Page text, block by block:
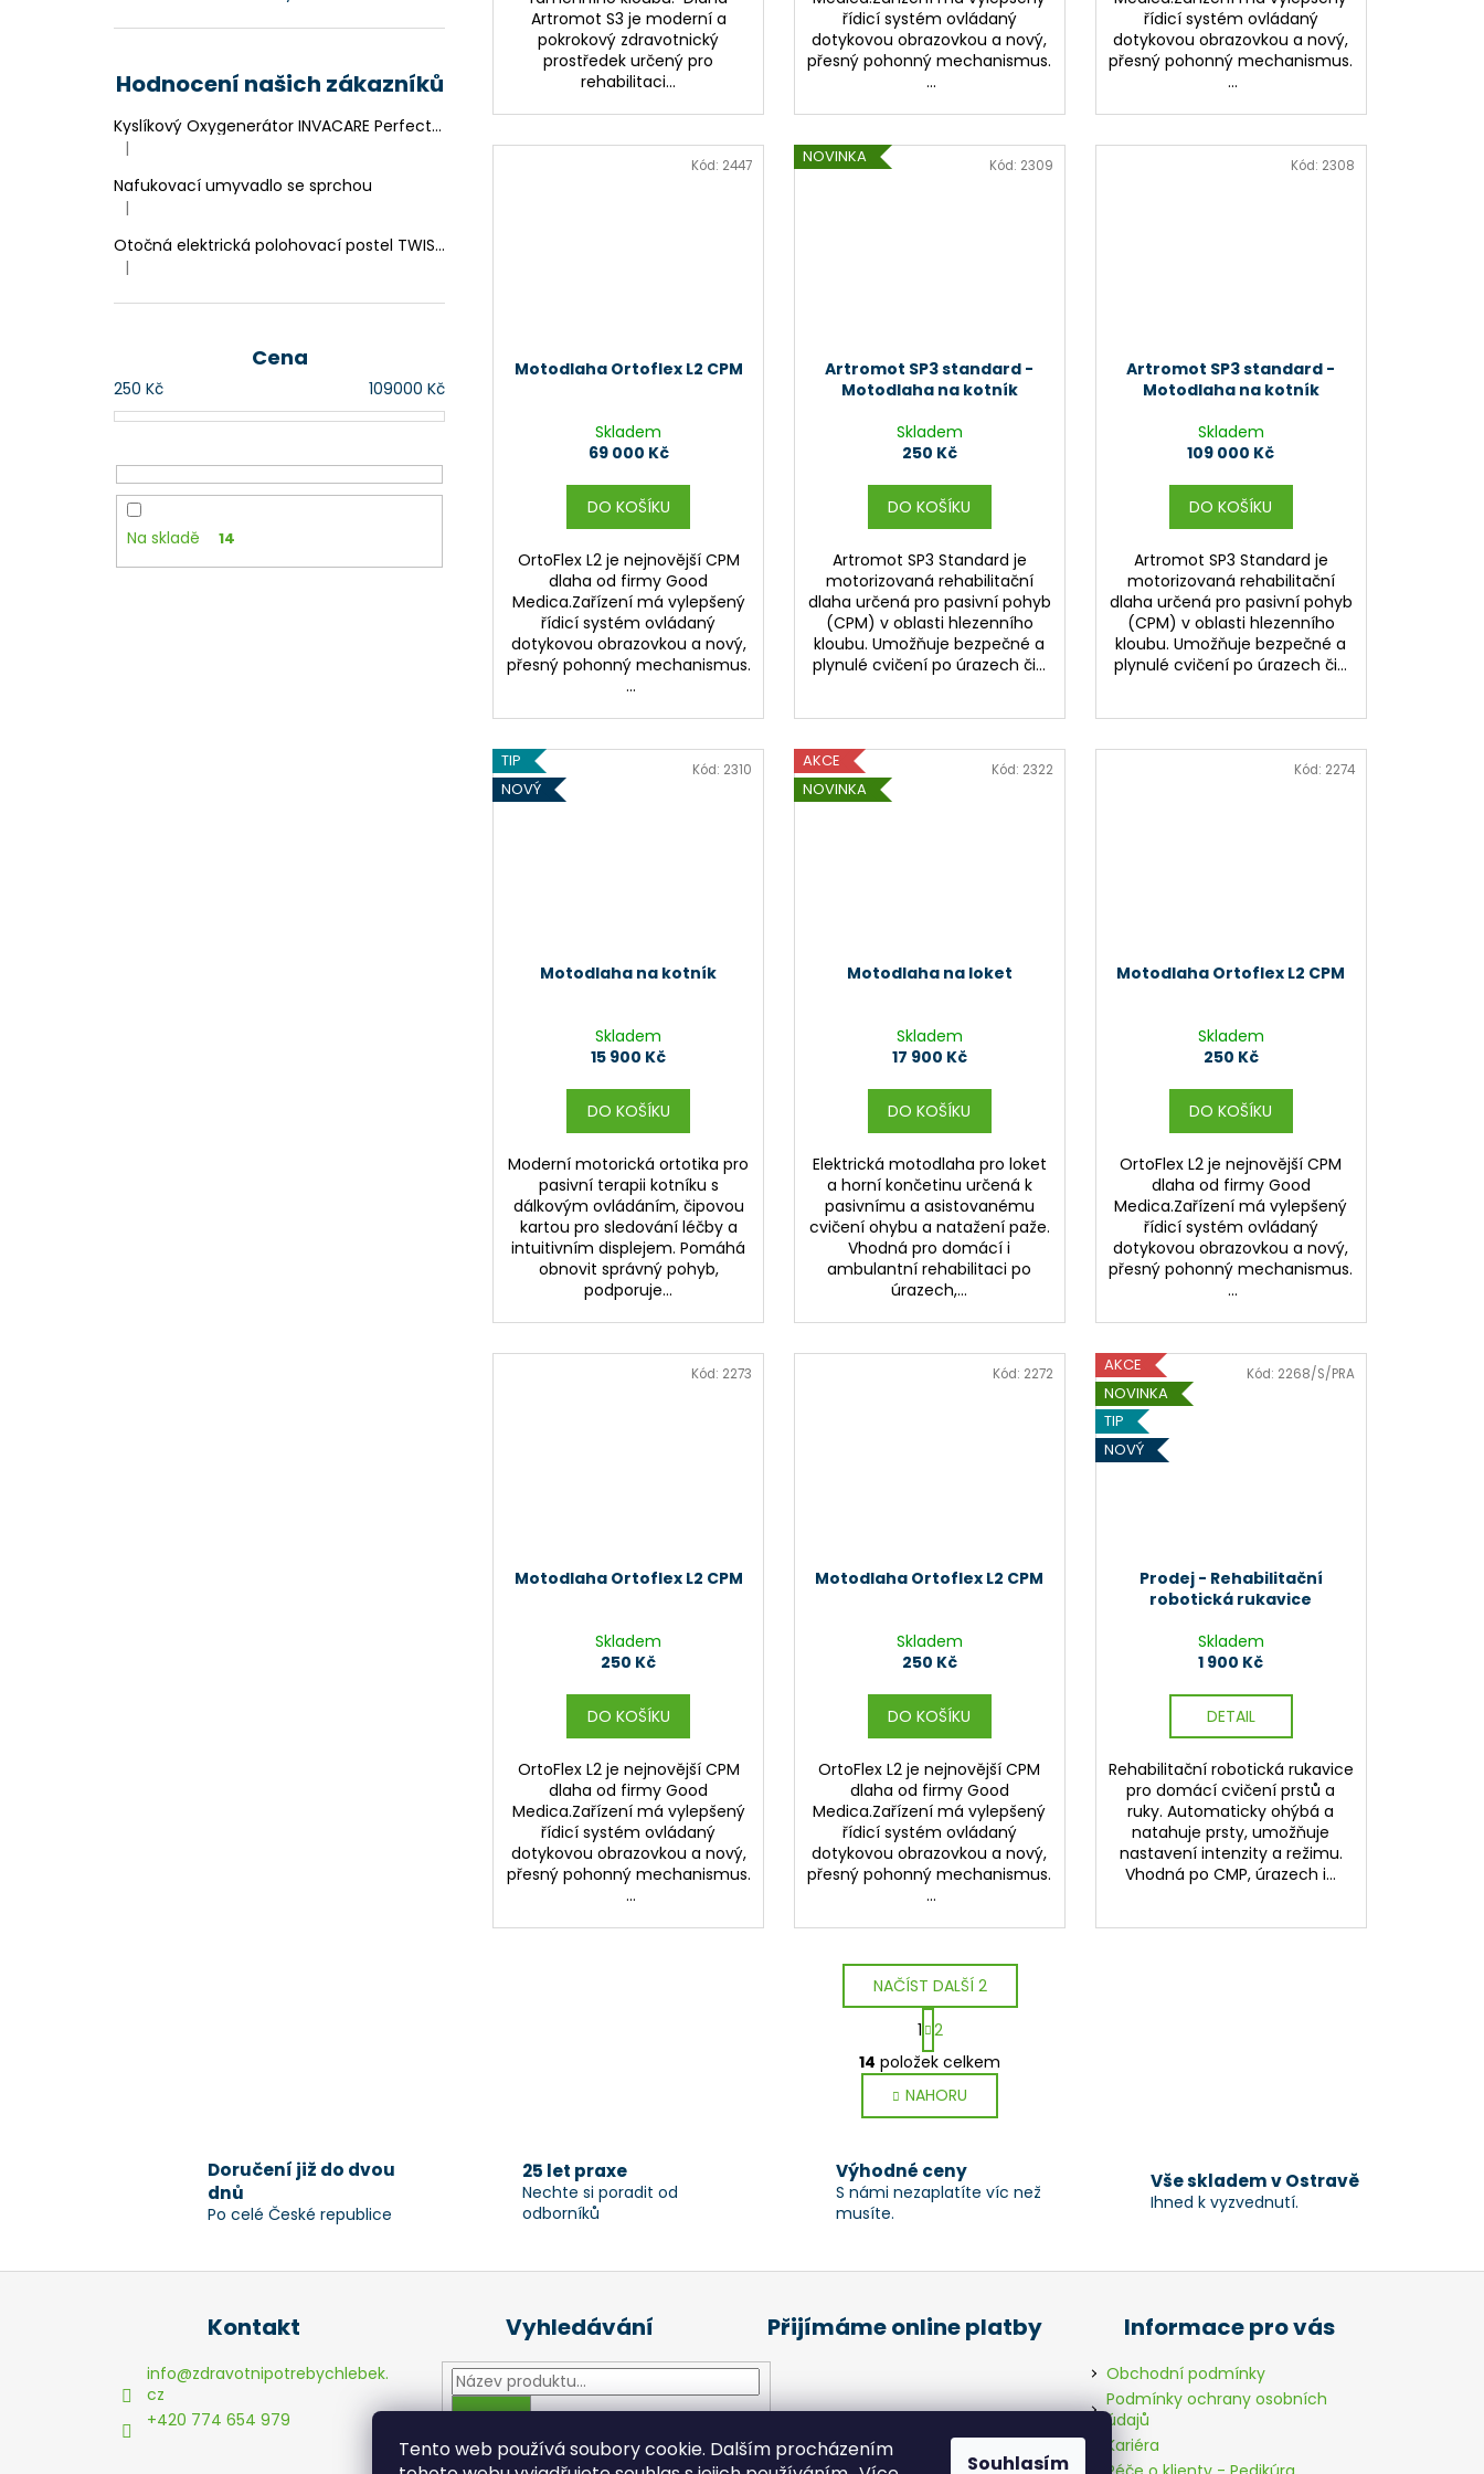
Tento web používá soubory cookie. Dalším procházením
Souhlasím
Hodnocení našich zákazníků
Kyslíkový Oxygenerátor INVACARE Perfecto 2
Hodnocení produktu je 4 z 5 hvězdiček.
|
Nafukovací umyvadlo se sprchou
Hodnocení produktu je 4 z 5 hvězdiček.
|
Otočná elektrická polohovací postel TWIST-SWING
Hodnocení produktu je 4 z 5 hvězdiček.
|
Cena
250 Kč 109000 Kč
Na skladě 14
Artromot S3 je moderní a
pokrokový zdravotnický
prostředek určený pro
rehabilitaci...
řídicí systém ovládaný
dotykovou obrazovkou a nový,
přesný pohonný mechanismus.
...
řídicí systém ovládaný
dotykovou obrazovkou a nový,
přesný pohonný mechanismus.
...
Motodlaha Ortoflex L2 CPM
Skladem
69 000 Kč
DO KOŠÍKU
OrtoFlex L2 je nejnovější CPM
dlaha od firmy Good
Medica.Zařízení má vylepšený
řídicí systém ovládaný
dotykovou obrazovkou a nový,
přesný pohonný mechanismus.
...
Kód: 2447 NOVINKA
Artromot SP3 standard -
Motodlaha na kotník
Skladem
250 Kč
DO KOŠÍKU
Artromot SP3 Standard je
motorizovaná rehabilitační
dlaha určená pro pasivní pohyb
(CPM) v oblasti hlezenního
kloubu. Umožňuje bezpečné a
plynulé cvičení po úrazech či...
Kód: 2309
Artromot SP3 standard -
Motodlaha na kotník
Skladem
109 000 Kč
DO KOŠÍKU
Artromot SP3 Standard je
motorizovaná rehabilitační
dlaha určená pro pasivní pohyb
(CPM) v oblasti hlezenního
kloubu. Umožňuje bezpečné a
plynulé cvičení po úrazech či...
Kód: 2308
TIP
NOVÝ
Motodlaha na kotník
Skladem
15 900 Kč
DO KOŠÍKU
Moderní motorická ortotika pro
pasivní terapii kotníku s
dálkovým ovládáním, čipovou
kartou pro sledování léčby a
intuitivním displejem. Pomáhá
obnovit správný pohyb,
podporuje...
Kód: 2310
AKCE
NOVINKA
Motodlaha na loket
Skladem
17 900 Kč
DO KOŠÍKU
Elektrická motodlaha pro loket
a horní končetinu určená k
pasivnímu a asistovanému
cvičení ohybu a natažení paže.
Vhodná pro domácí i
ambulantní rehabilitaci po
úrazech,...
Kód: 2322
Motodlaha Ortoflex L2 CPM
Skladem
250 Kč
DO KOŠÍKU
OrtoFlex L2 je nejnovější CPM
dlaha od firmy Good
Medica.Zařízení má vylepšený
řídicí systém ovládaný
dotykovou obrazovkou a nový,
přesný pohonný mechanismus.
...
Kód: 2274
Motodlaha Ortoflex L2 CPM
Skladem
250 Kč
DO KOŠÍKU
OrtoFlex L2 je nejnovější CPM
dlaha od firmy Good
Medica.Zařízení má vylepšený
řídicí systém ovládaný
dotykovou obrazovkou a nový,
přesný pohonný mechanismus.
...
Kód: 2273
Motodlaha Ortoflex L2 CPM
Skladem
250 Kč
DO KOŠÍKU
OrtoFlex L2 je nejnovější CPM
dlaha od firmy Good
Medica.Zařízení má vylepšený
řídicí systém ovládaný
dotykovou obrazovkou a nový,
přesný pohonný mechanismus.
...
Kód: 2272
AKCE
NOVINKA
TIP
NOVÝ
Prodej - Rehabilitační
robotická rukavice
Skladem
1 900 Kč
DETAIL
Rehabilitační robotická rukavice
pro domácí cvičení prstů a
ruky. Automaticky ohýbá a
natahuje prsty, umožňuje
nastavení intenzity a režimu.
Vhodná po CMP, úrazech i...
Kód: 2268/S/PRA
O
v
l
á
a
c
r
k
y
ý
p
NAČÍST DALŠÍ 2
S
t
r
á
n
k
v
á
n
1 2
14 položek celkem
NAHORU
Doručení již do dvou
dnů
Po celé České republice
25 let praxe
Nechte si poradit od
odborníků
Výhodné ceny
S námi nezaplatíte víc než
musíte.
Vše skladem v Ostravě
Ihned k vyzvednutí.
Z
Kontakt
info@zdravotnipotrebychlebek.
cz
+420 774 654 979
Vyhledávání Přijímáme online platby Informace pro vás
Obchodní podmínky
Podmínky ochrany osobních
údajů
Kariéra